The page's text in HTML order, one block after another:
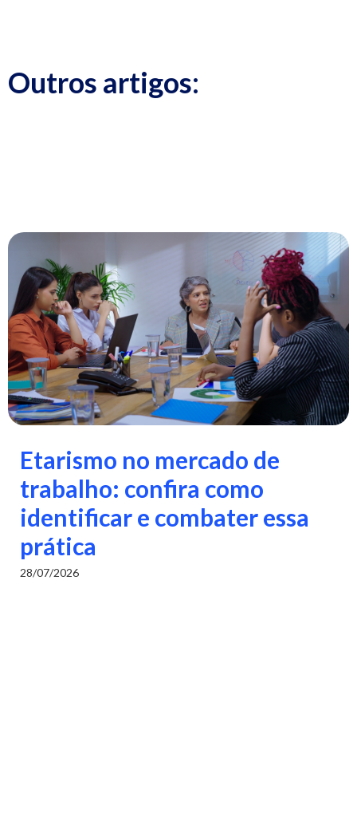
Outros artigos:
Etarismo no mercado de
trabalho: confira como
identificar e combater essa
prática
28/07/2026